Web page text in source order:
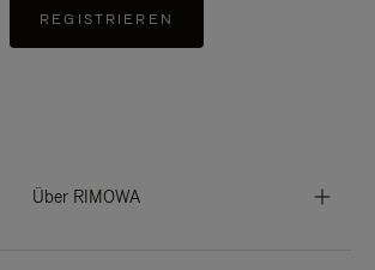
REGISTRIEREN
Über RIMOWA